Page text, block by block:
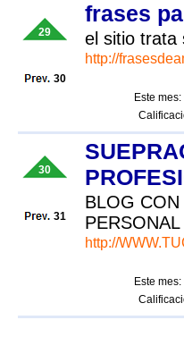
29
30
frases
el sitio trata
http://
Este mes:
30
31
BLOG
http://
Este mes: